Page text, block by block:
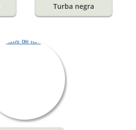
Turba negra